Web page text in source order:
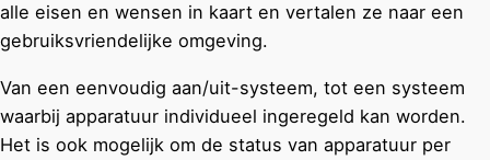
alle eisen en wensen in kaart en vertalen ze naar een
gebruiksvriendelijke omgeving.
Van een eenvoudig aan/uit-systeem, tot een systeem
waarbij apparatuur individueel ingeregeld kan worden.
Het is ook mogelijk om de status van apparatuur per